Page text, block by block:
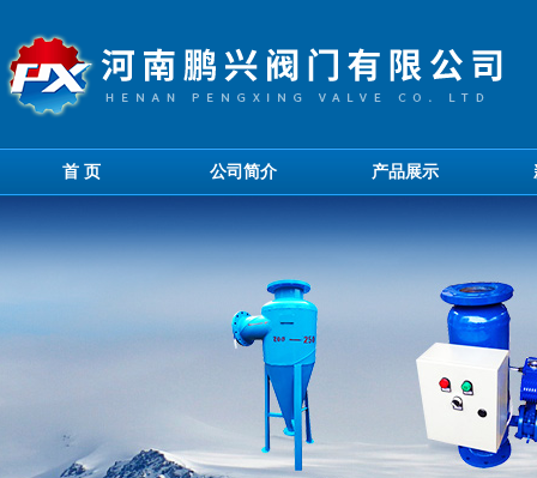
首 页 公司简介 产品展示